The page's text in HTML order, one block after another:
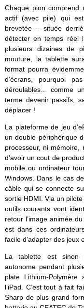
Chaque pion comprend
actif (avec pile) qui
brevetée – située
détecter en temps réel
plusieurs dizaines de
mouture, la tablette
format pourra
d’écrans, pourquoi
déroulables… comme
terme devenir passifs,
déplacer !
La plateforme de jeu
un double périphérique
processeur, ni
d’avoir un cout de
mobile ou ordinateur
Windows. Dans le cas
câble qui se connecte
sortie HDMI. Via un
outils courants vont
retour l’image animée
est dans ces
facile d’adapter des jeux
La tablette est sinon
autonome pendant
plate Lithium-
l’iPad. C’est tout à fait
Sharp de plus grand